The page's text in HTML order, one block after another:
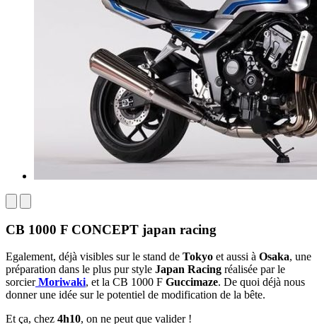
CB 1000 F CONCEPT japan racing
Egalement, déjà visibles sur le stand de Tokyo et aussi à Osaka, une
préparation dans le plus pur style Japan Racing réalisée par le
sorcier Moriwaki, et la CB 1000 F Guccimaze. De quoi déjà nous
donner une idée sur le potentiel de modification de la bête.
Et ça, chez 4h10, on ne peut que valider !